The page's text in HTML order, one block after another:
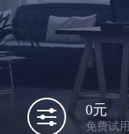
0元
免费试用